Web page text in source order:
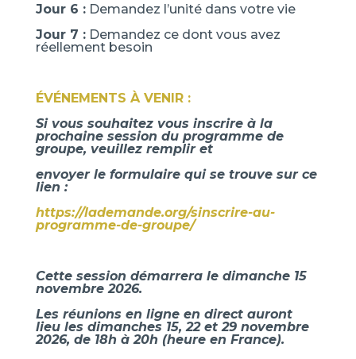
Jour 6 :Demandez l’unité dans votre vie
Jour 7 :Demandez ce dont vous avez
réellement besoin
ÉVÉNEMENTS À VENIR :
Si vous souhaitez vous inscrire à la
prochaine session du programme de
groupe, veuillez remplir et
envoyer le formulaire qui se trouve sur ce
lien :
https://lademande.org/sinscrire-au-
programme-de-groupe/
Cette session démarrera le dimanche 15
novembre 2026.
Les réunions en ligne en direct auront
lieu les dimanches 15, 22 et 29 novembre
2026, de 18h à 20h (heure en France).